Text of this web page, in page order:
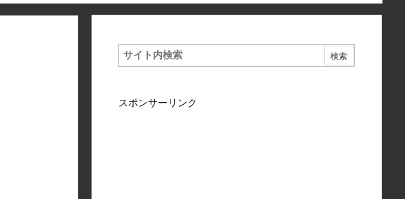
スポンサーリンク